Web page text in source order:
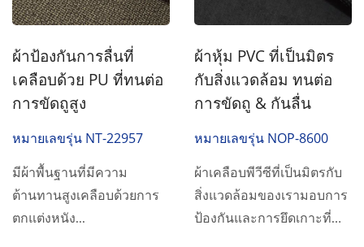
ผ้าป้องกันการลื่นที่
เคลือบด้วย PU ที่ทนต่อ
การขัดถูสูง
หมายเลขรุ่น NT-22957
มีผ้าพื้นฐานที่มีความ
ต้านทานสูงเคลือบด้วยการ
ตกแต่งหนัง...
ผ้าหุ้ม PVC ที่เป็นมิตร
กับสิ่งแวดล้อม ทนต่อ
การขัดถู & กันลื่น
หมายเลขรุ่น NOP-8600
ผ้าเคลือบพีวีซีที่เป็นมิตรกับ
สิ่งแวดล้อมของเรามอบการ
ป้องกันและการยึดเกาะที่